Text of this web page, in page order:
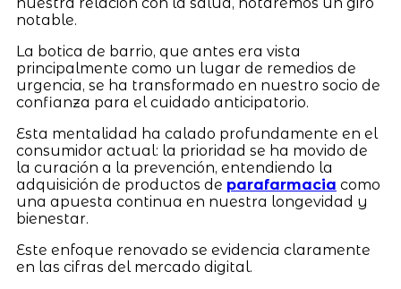
notable.
La botica de barrio, que antes era vista
principalmente como un lugar de remedios de
urgencia, se ha transformado en nuestro socio de
confianza para el cuidado anticipatorio.
Esta mentalidad ha calado profundamente en el
consumidor actual: la prioridad se ha movido de
la curación a la prevención, entendiendo la
adquisición de productos de parafarmacia como
una apuesta continua en nuestra longevidad y
bienestar.
Este enfoque renovado se evidencia claramente
en las cifras del mercado digital.